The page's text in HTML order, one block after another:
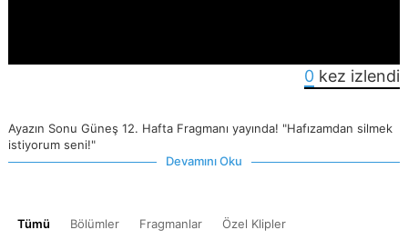
0 kez izlendi
Ayazın Sonu Güneş 12. Hafta Fragmanı yayında! "Hafızamdan silmek
istiyorum seni!"
Devamını Oku
Tümü Bölümler Fragmanlar Özel Klipler